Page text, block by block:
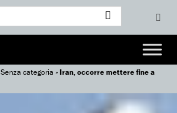
Senza categoria »Iran, occorre mettere fine a